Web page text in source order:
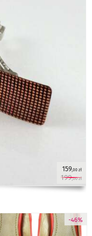
159,00 zł
199,00 zł
-46%